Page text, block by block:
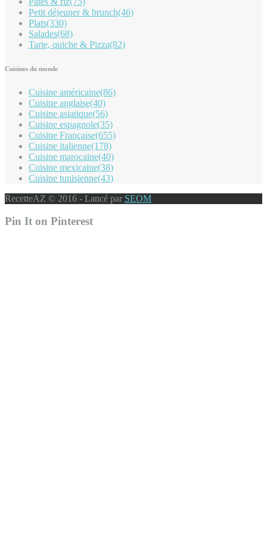
Petit déjeuner & brunch(46)
Plats(330)
Salades(68)
Tarte, quiche & Pizza(82)
Cuisines du monde
Cuisine américaine(86)
Cuisine anglaise(40)
Cuisine asiatique(56)
Cuisine espagnole(35)
Cuisine Française(655)
Cuisine italienne(178)
Cuisine marocaine(40)
Cuisine mexicaine(38)
Cuisine tunisienne(43)
RecetteAZ © 2016 - Lancé par SEOM
Pin It on Pinterest